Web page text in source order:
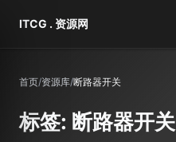
ITCG . 资源网
首页/资源库/断路器开关
标签: 断路器开关